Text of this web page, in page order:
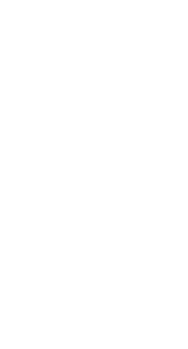
で浮気調査をする
ときの注意点などに